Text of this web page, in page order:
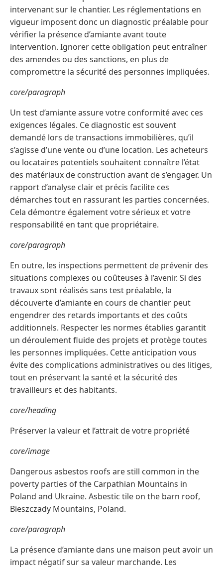
intervenant sur le chantier. Les réglementations en
vigueur imposent donc un diagnostic préalable pour
vérifier la présence d’amiante avant toute
intervention. Ignorer cette obligation peut entraîner
des amendes ou des sanctions, en plus de
compromettre la sécurité des personnes impliquées.
core/paragraph
Un test d’amiante assure votre conformité avec ces
exigences légales. Ce diagnostic est souvent
demandé lors de transactions immobilières, qu’il
s’agisse d’une vente ou d’une location. Les acheteurs
ou locataires potentiels souhaitent connaître l’état
des matériaux de construction avant de s’engager. Un
rapport d’analyse clair et précis facilite ces
démarches tout en rassurant les parties concernées.
Cela démontre également votre sérieux et votre
responsabilité en tant que propriétaire.
core/paragraph
En outre, les inspections permettent de prévenir des
situations complexes ou coûteuses à l’avenir. Si des
travaux sont réalisés sans test préalable, la
découverte d’amiante en cours de chantier peut
engendrer des retards importants et des coûts
additionnels. Respecter les normes établies garantit
un déroulement fluide des projets et protège toutes
les personnes impliquées. Cette anticipation vous
évite des complications administratives ou des litiges,
tout en préservant la santé et la sécurité des
travailleurs et des habitants.
core/heading
Préserver la valeur et l’attrait de votre propriété
core/image
Dangerous asbestos roofs are still common in the
poverty parties of the Carpathian Mountains in
Poland and Ukraine. Asbestic tile on the barn roof,
Bieszczady Mountains, Poland.
core/paragraph
La présence d’amiante dans une maison peut avoir un
impact négatif sur sa valeur marchande. Les